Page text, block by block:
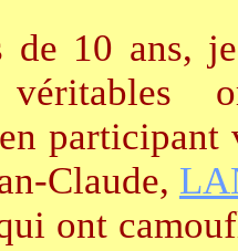
de 10 ans,
véritables
participant
Claude,
ont